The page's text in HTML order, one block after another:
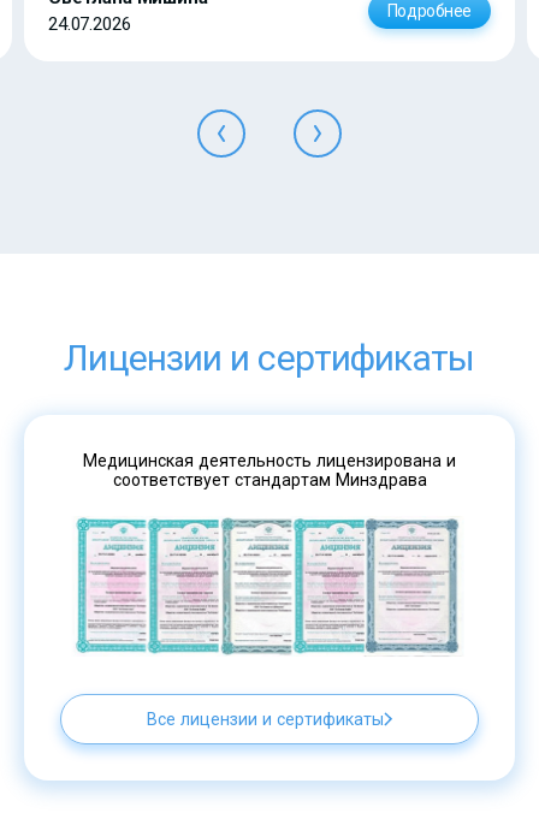
24.07.2026
Подробнее
Лицензии и сертификаты
Медицинская деятельность лицензирована и
соответствует стандартам Минздрава
Все лицензии и сертификаты